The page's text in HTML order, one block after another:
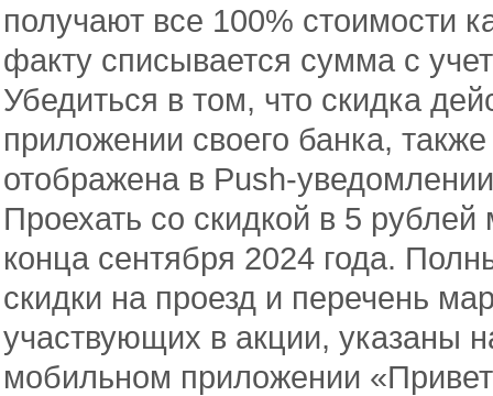
получают все 100% стоимости
факту списывается сумма с
Убедиться в том, что скидка
приложении своего банка,
отображена в Push-
Проехать со скидкой в 5
конца сентября 2024 года.
скидки на проезд и перечень
участвующих в акции, указаны
мобильном приложении